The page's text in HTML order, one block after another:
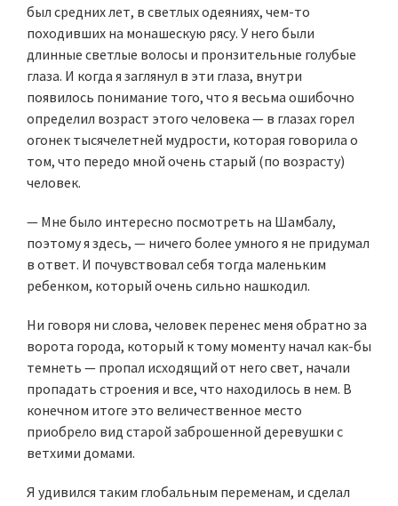
был средних лет, в светлых одеяниях, чем-то
походивших на монашескую рясу. У него были
длинные светлые волосы и пронзительные голубые
глаза. И когда я заглянул в эти глаза, внутри
появилось понимание того, что я весьма ошибочно
определил возраст этого человека — в глазах горел
огонек тысячелетней мудрости, которая говорила о
том, что передо мной очень старый (по возрасту)
человек.
— Мне было интересно посмотреть на Шамбалу,
поэтому я здесь, — ничего более умного я не придумал
в ответ. И почувствовал себя тогда маленьким
ребенком, который очень сильно нашкодил.
Ни говоря ни слова, человек перенес меня обратно за
ворота города, который к тому моменту начал как-бы
темнеть — пропал исходящий от него свет, начали
пропадать строения и все, что находилось в нем. В
конечном итоге это величественное место
приобрело вид старой заброшенной деревушки с
ветхими домами.
Я удивился таким глобальным переменам, и сделал